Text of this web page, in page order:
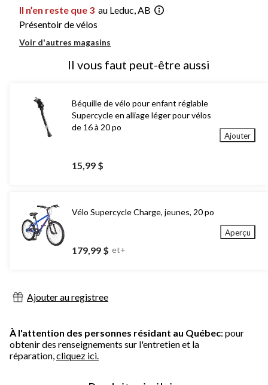
Il n’en reste que 3 au Leduc, AB
Présentoir de vélos
Voir d'autres magasins
Il vous faut peut-être aussi
Béquille de vélo pour enfant réglable
Supercycle en alliage léger pour vélos
de 16 à 20 po
15,99 $
Ajouter
Vélo Supercycle Charge, jeunes, 20 po
179,99 $ et+
Aperçu
Ajouter au registree
À l'attention des personnes résidant au Québec: pour
obtenir des renseignements sur l'entretien et la
réparation,cliquez ici.